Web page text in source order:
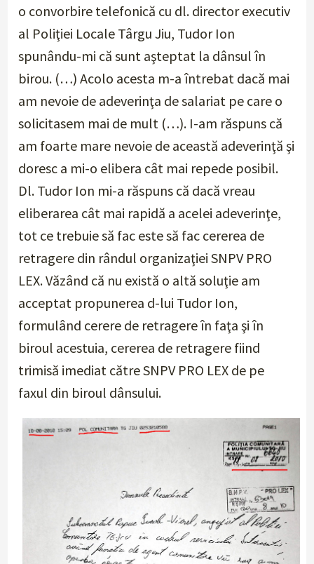
o convorbire telefonică cu dl. director executiv
al Poliţiei Locale Târgu Jiu, Tudor Ion
spunându-mi că sunt aşteptat la dânsul în
birou. (…) Acolo acesta m-a întrebat dacă mai
am nevoie de adeverinţa de salariat pe care o
solicitasem mai de mult (…). I-am răspuns că
am foarte mare nevoie de această adeverinţă şi
doresc a mi-o elibera cât mai repede posibil.
Dl. Tudor Ion mi-a răspuns că dacă vreau
eliberarea cât mai rapidă a acelei adeverinţe,
tot ce trebuie să fac este să fac cererea de
retragere din rândul organizaţiei SNPV PRO
LEX. Văzând că nu există o altă soluţie am
acceptat propunerea d-lui Tudor Ion,
formulând cerere de retragere în faţa şi în
biroul acestuia, cererea de retragere fiind
trimisă imediat către SNPV PRO LEX de pe
faxul din biroul dânsului.